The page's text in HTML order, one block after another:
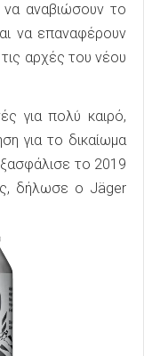
να αναβιώσουν το
να επαναφέρουν
αρχές του νέου
για πολύ καιρό,
για το δικαίωμα
το 2019
δήλωσε ο Jäger